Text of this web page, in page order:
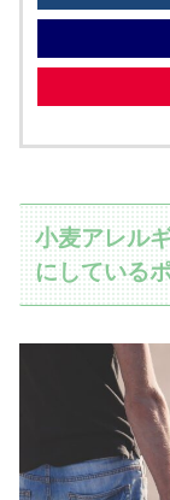
小麦アレル
にしている